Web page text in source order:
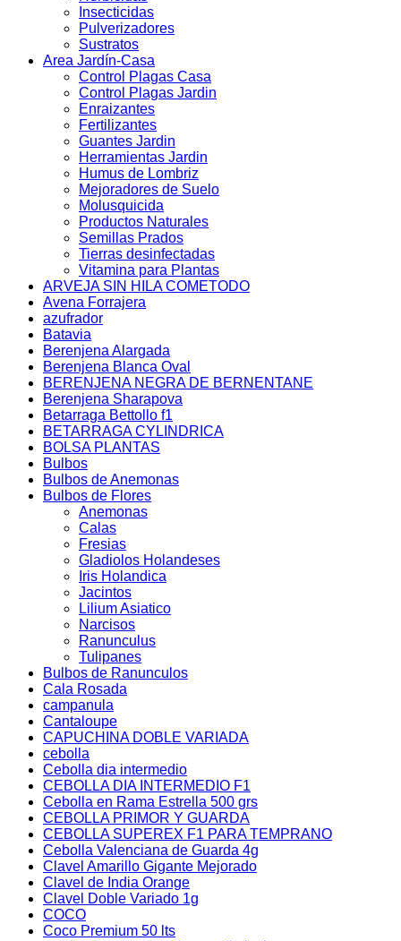
Insecticidas
Pulverizadores
Sustratos
Area Jardín-Casa
Control Plagas Casa
Control Plagas Jardin
Enraizantes
Fertilizantes
Guantes Jardin
Herramientas Jardin
Humus de Lombriz
Mejoradores de Suelo
Molusquicida
Productos Naturales
Semillas Prados
Tierras desinfectadas
Vitamina para Plantas
ARVEJA SIN HILA COMETODO
Avena Forrajera
azufrador
Batavia
Berenjena Alargada
Berenjena Blanca Oval
BERENJENA NEGRA DE BERNENTANE
Berenjena Sharapova
Betarraga Bettollo f1
BETARRAGA CYLINDRICA
BOLSA PLANTAS
Bulbos
Bulbos de Anemonas
Bulbos de Flores
Anemonas
Calas
Fresias
Gladiolos Holandeses
Iris Holandica
Jacintos
Lilium Asiatico
Narcisos
Ranunculus
Tulipanes
Bulbos de Ranunculos
Cala Rosada
campanula
Cantaloupe
CAPUCHINA DOBLE VARIADA
cebolla
Cebolla dia intermedio
CEBOLLA DIA INTERMEDIO F1
Cebolla en Rama Estrella 500 grs
CEBOLLA PRIMOR Y GUARDA
CEBOLLA SUPEREX F1 PARA TEMPRANO
Cebolla Valenciana de Guarda 4g
Clavel Amarillo Gigante Mejorado
Clavel de India Orange
Clavel Doble Variado 1g
COCO
Coco Premium 50 lts